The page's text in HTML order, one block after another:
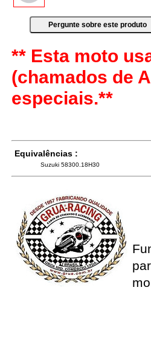
** Esta moto
(chamados de
especiais.**
Equivalências :
Suzuki 58300.18H30